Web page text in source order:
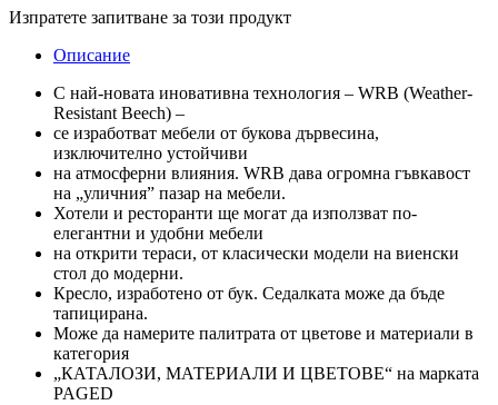
Изпратете запитване за този продукт
Описание
С най-новата иновативна технология – WRB (Weather-
Resistant Beech) –
се изработват мебели от букова дървесина,
изключително устойчиви
на атмосферни влияния. WRB дава огромна гъвкавост
на „уличния” пазар на мебели.
Хотели и ресторанти ще могат да използват по-
елегантни и удобни мебели
на открити тераси, от класически модели на виенски
стол до модерни.
Кресло, изработено от бук. Седалката може да бъде
тапицирана.
Може да намерите палитрата от цветове и материали в
категория
„КАТАЛОЗИ, МАТЕРИАЛИ И ЦВЕТОВЕ“ на марката
PAGED